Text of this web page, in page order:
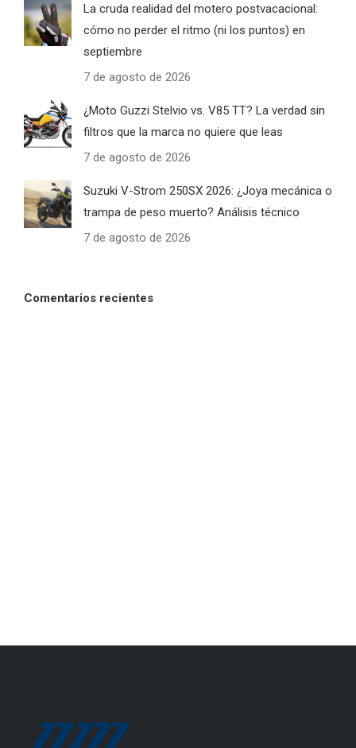
La cruda realidad del motero postvacacional:
cómo no perder el ritmo (ni los puntos) en
septiembre
7 de agosto de 2026
¿Moto Guzzi Stelvio vs. V85 TT? La verdad sin
filtros que la marca no quiere que leas
7 de agosto de 2026
Suzuki V-Strom 250SX 2026: ¿Joya mecánica o
trampa de peso muerto? Análisis técnico
7 de agosto de 2026
Comentarios recientes